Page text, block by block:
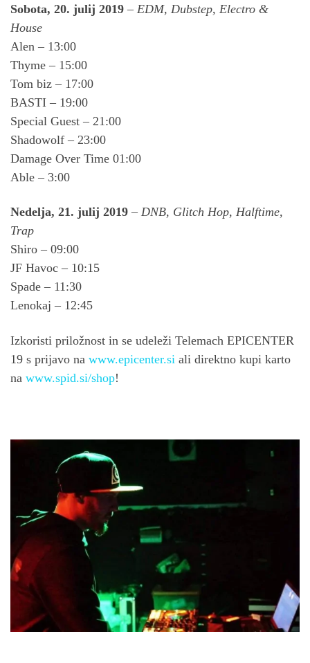
Sobota, 20. julij 2019 – EDM, Dubstep, Electro &
House
Alen – 13:00
Thyme – 15:00
Tom biz – 17:00
BASTI – 19:00
Special Guest – 21:00
Shadowolf – 23:00
Damage Over Time 01:00
Able – 3:00
Nedelja, 21. julij 2019 – DNB, Glitch Hop, Halftime,
Trap
Shiro – 09:00
JF Havoc – 10:15
Spade – 11:30
Lenokaj – 12:45
Izkoristi priložnost in se udeleži Telemach EPICENTER
19 s prijavo na www.epicenter.si ali direktno kupi karto
na www.spid.si/shop!